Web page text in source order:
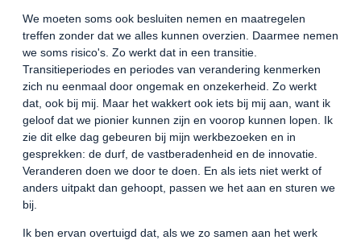
We moeten soms ook besluiten nemen en maatregelen
treffen zonder dat we alles kunnen overzien. Daarmee nemen
we soms risico's. Zo werkt dat in een transitie.
Transitieperiodes en periodes van verandering kenmerken
zich nu eenmaal door ongemak en onzekerheid. Zo werkt
dat, ook bij mij. Maar het wakkert ook iets bij mij aan, want ik
geloof dat we pionier kunnen zijn en voorop kunnen lopen. Ik
zie dit elke dag gebeuren bij mijn werkbezoeken en in
gesprekken: de durf, de vastberadenheid en de innovatie.
Veranderen doen we door te doen. En als iets niet werkt of
anders uitpakt dan gehoopt, passen we het aan en sturen we
bij.
Ik ben ervan overtuigd dat, als we zo samen aan het werk